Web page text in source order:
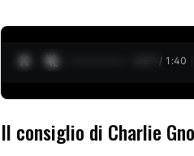
0:28 / 1:40
Il consiglio di Charlie